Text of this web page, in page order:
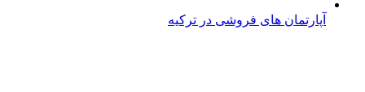
آپارتمان های فروشی در ترکیه